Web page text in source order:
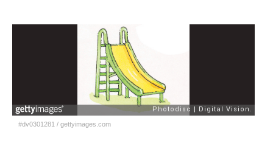
#dv0301281 / gettyimages.com